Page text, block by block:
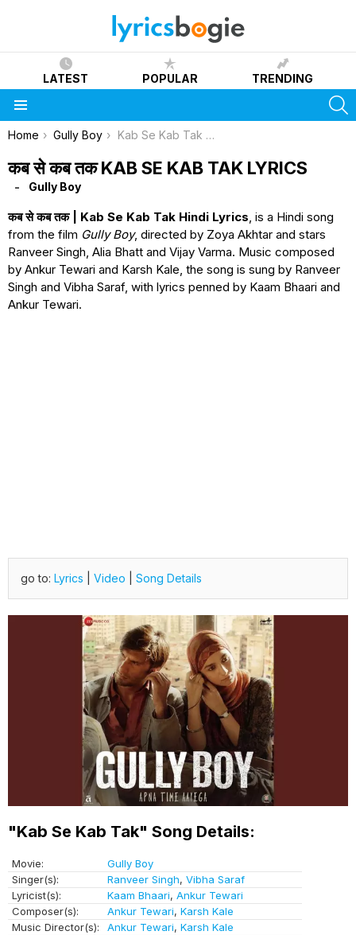
LATEST POPULAR TRENDING
You are here:
Home Gully Boy Kab Se Kab Tak Lyrics
कब से कब तक KAB SE KAB TAK LYRICS
Gully Boy
कब से कब तक | Kab Se Kab Tak Hindi Lyrics , is a Hindi song
from the film Gully Boy, directed by Zoya Akhtar and stars
Ranveer Singh, Alia Bhatt and Vijay Varma. Music composed
by Ankur Tewari and Karsh Kale, the song is sung by Ranveer
Singh and Vibha Saraf, with lyrics penned by Kaam Bhaari and
Ankur Tewari.
go to: Lyrics Video Song Details
"Kab Se Kab Tak" Song Details:
Movie:
Gully Boy
Singer(s):
Ranveer Singh, Vibha Saraf
Lyricist(s):
Kaam Bhaari, Ankur Tewari
Composer(s):
Ankur Tewari, Karsh Kale
Music Director(s):
Ankur Tewari, Karsh Kale